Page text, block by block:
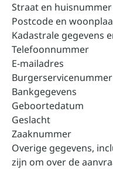
Straat en huisnummer
Postcode en
Kadastrale gegevens
Telefoonnummer
E-mailadres
Burgerservicenummer
Bankgegevens
Geboortedatum
Geslacht
Zaaknummer
Overige gegevens,
zijn om over de